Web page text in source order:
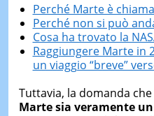
Perché Marte è
Perché non si può
Cosa ha trovato la
Raggiungere Marte in
un viaggio “breve”
Tuttavia, la domanda
Marte sia veramente